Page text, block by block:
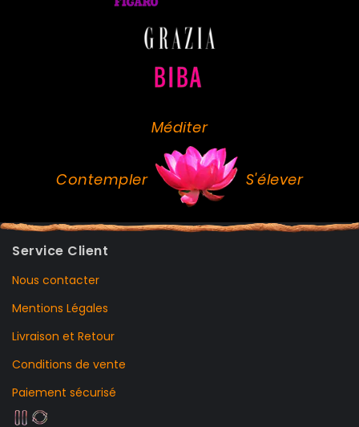
Méditer
Contempler S'élever
Service Client
Nous contacter
Mentions Légales
Livraison et Retour
Conditions de vente
Paiement sécurisé